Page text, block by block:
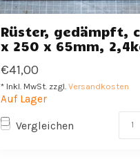
Rüster, gedämpft,
x 250 x 65mm,
€41,00
* Inkl. MwSt. zzgl. Versandkosten
Auf Lager
Vergleichen